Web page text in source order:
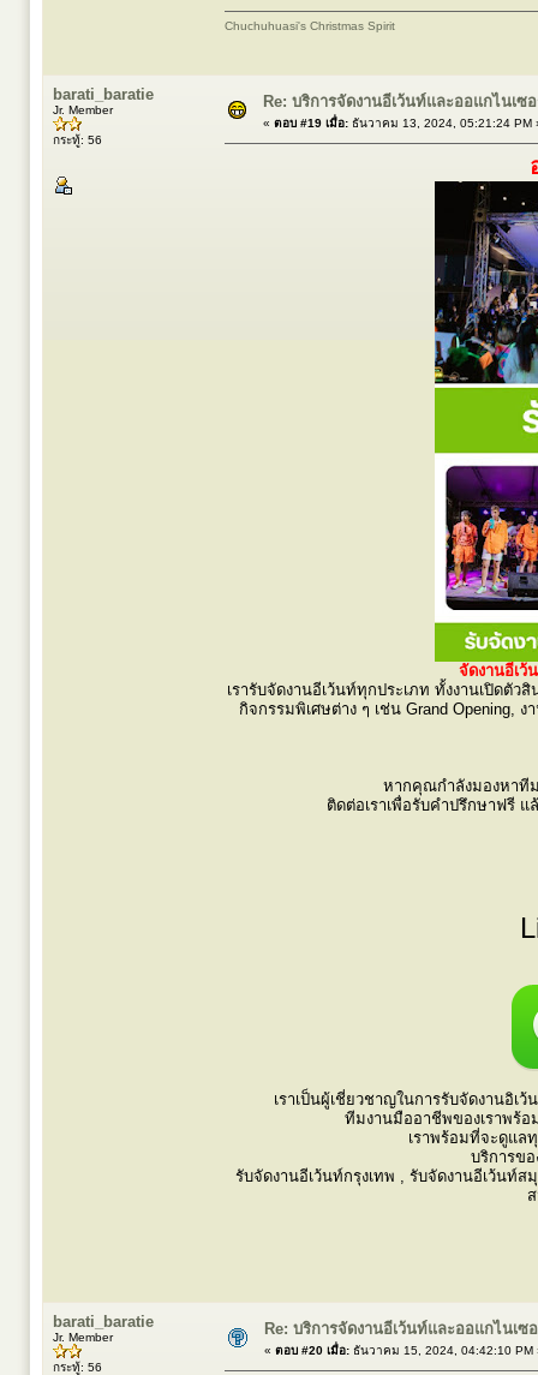
Chuchuhuasi's Christmas Spirit
barati_baratie
Jr. Member
กระทู้: 56
Re: บริการจัดงานอีเว้นท์และออแกไนเ
« ตอบ #19 เมื่อ: ธันวาคม 13, 2024, 05:21:24 PM
จัดงานอีเว้
เรารับจัดงานอีเว้นท์ทุกประเภท ทั้งงานเปิดตั
กิจกรรมพิเศษต่าง ๆ เช่น Grand Opening,
หากคุณกำลังมองหาที
ติดต่อเราเพื่อรับคำปรึกษาฟรี
เราเป็นผู้เชี่ยวชาญในการรับจัดงานอิ
ทีมงานมืออาชีพของเราพร้อ
เราพร้อมที่จะดูแล
บริการข
รับจัดงานอีเว้นท์กรุงเทพ , รับจัดงานอีเว้นท์
barati_baratie
Jr. Member
กระทู้: 56
Re: บริการจัดงานอีเว้นท์และออแกไนเ
« ตอบ #20 เมื่อ: ธันวาคม 15, 2024, 04:42:10 PM